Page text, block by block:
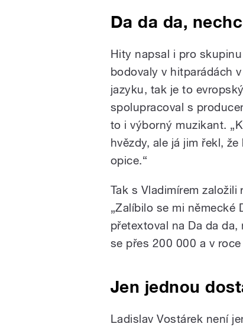
Da da da,
Hity napsal i pro
bodovaly v hitparádách
jazyku, tak je to
spolupracoval s
to i výborný muzikant.
hvězdy, ale já jim řekl,
opice.“
Tak s Vladimírem
„Zalíbilo se mi německé
přetextoval na Da da
se přes 200 000 a v
Jen jednou
Ladislav Vostárek není